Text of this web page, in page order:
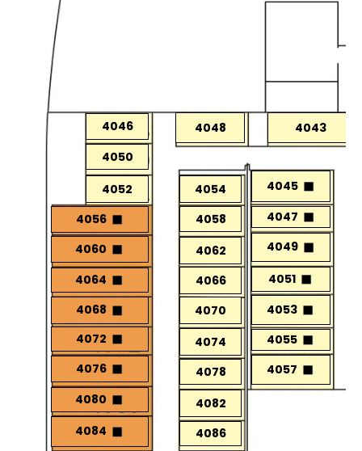
4043
4045
4046
4047
4048
4049
4050
4051
4052
4053
4054
4055
4056
4057
4058
4060
4062
4064
4066
4068
4070
4072
4074
4076
4078
4080
4082
4084
4086